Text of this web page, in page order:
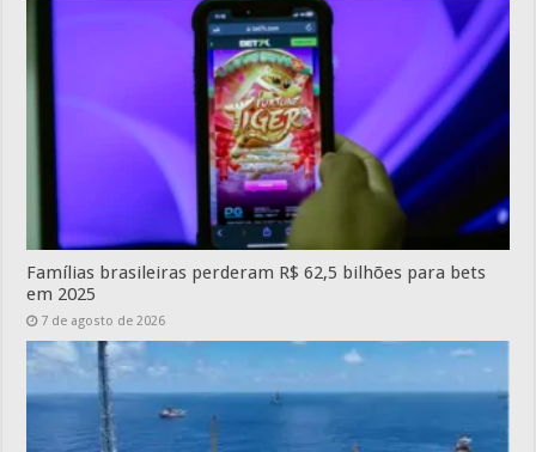
Famílias brasileiras perderam R$ 62,5 bilhões para bets
em 2025
7 de agosto de 2026